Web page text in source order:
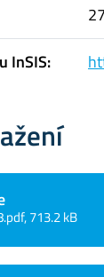
InSIS:
713.2 kB